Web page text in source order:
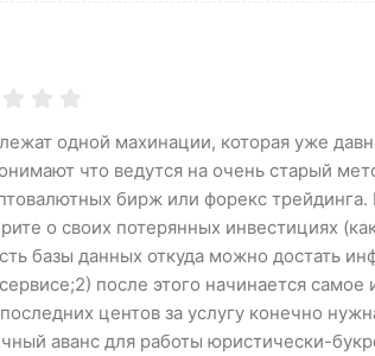
одной махинации, которая уже
что ведутся на очень старый
бирж или форекс трейдинга.
о своих потерянных инвестициях
базы данных откуда можно достать
после этого начинается
центов за услугу конечно
аванс для работы юристически-